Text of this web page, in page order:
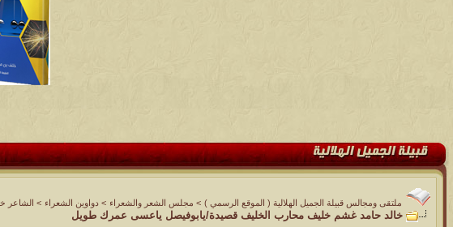
ملتقى ومجالس قبيلة الجميل الهلالية ( الموقع الرسمي ) > مجلس الشعر والشعراء > دواوين الشعراء > الشاعر
خالد حامد غشم خليف محارب الخليف قصيدة/يابوفيصل ياعسى عمرك طويل